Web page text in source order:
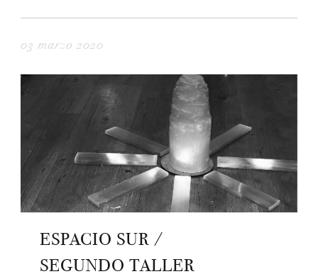
03 marzo 2020
ESPACIO SUR /
SEGUNDO TALLER